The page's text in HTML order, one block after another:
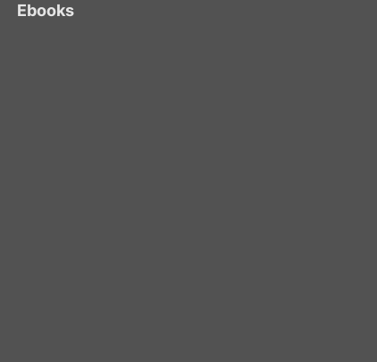
Ebooks